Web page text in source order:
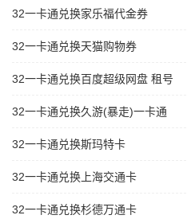
32一卡通兑换家乐福代金券
32一卡通兑换天猫购物券
32一卡通兑换百度超级网盘 租号
32一卡通兑换久游(暴走)一卡通
32一卡通兑换斯玛特卡
32一卡通兑换上海交通卡
32一卡通兑换杉德万通卡